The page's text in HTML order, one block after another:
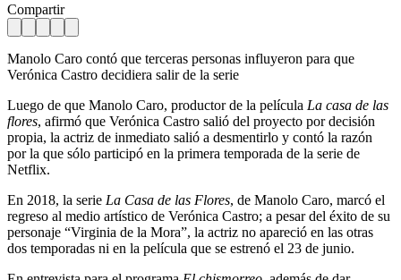
Compartir
Manolo Caro contó que terceras personas influyeron para que
Verónica Castro decidiera salir de la serie
Luego de que Manolo Caro, productor de la película La casa de las
flores, afirmó que Verónica Castro salió del proyecto por decisión
propia, la actriz de inmediato salió a desmentirlo y contó la razón
por la que sólo participó en la primera temporada de la serie de
Netflix.
En 2018, la serie La Casa de las Flores, de Manolo Caro, marcó el
regreso al medio artístico de Verónica Castro; a pesar del éxito de su
personaje “Virginia de la Mora”, la actriz no apareció en las otras
dos temporadas ni en la película que se estrenó el 23 de junio.